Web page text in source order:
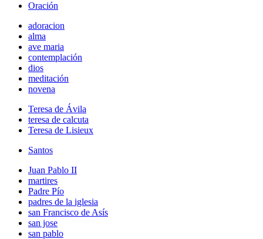
Oración
adoracion
alma
ave maria
contemplación
dios
meditación
novena
Teresa de Ávila
teresa de calcuta
Teresa de Lisieux
Santos
Juan Pablo II
martires
Padre Pío
padres de la iglesia
san Francisco de Asís
san jose
san pablo